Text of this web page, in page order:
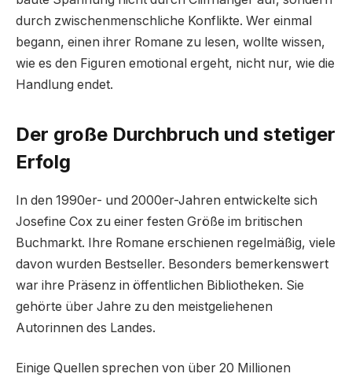
durch zwischenmenschliche Konflikte. Wer einmal
begann, einen ihrer Romane zu lesen, wollte wissen,
wie es den Figuren emotional ergeht, nicht nur, wie die
Handlung endet.
Der große Durchbruch und stetiger
Erfolg
In den 1990er- und 2000er-Jahren entwickelte sich
Josefine Cox zu einer festen Größe im britischen
Buchmarkt. Ihre Romane erschienen regelmäßig, viele
davon wurden Bestseller. Besonders bemerkenswert
war ihre Präsenz in öffentlichen Bibliotheken. Sie
gehörte über Jahre zu den meistgeliehenen
Autorinnen des Landes.
Einige Quellen sprechen von über 20 Millionen